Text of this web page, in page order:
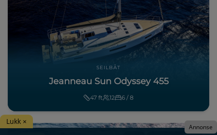
SEILBÅT
Jeanneau Sun Odyssey 455
47 ft 12 6 / 8
Annonse
Lukk ×